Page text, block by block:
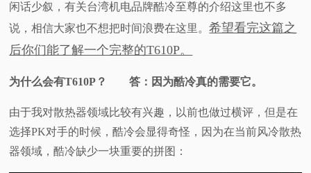
验
题
闲话少叙，有关台湾机电品牌酷冷至尊的介绍这里也不多
说，相信大家也不想把时间浪费在这里。希望看完这篇之
后你们能了解一个完整的T610P。
为什么会有T610P？ 答：因为酷冷真的需要它。
由于我对散热器领域比较有兴趣，以前也做过横评，但是在
选择PK对手的时候，酷冷会显得奇怪，因为在当前风冷散热
器领域，酷冷缺少一块重要的拼图：